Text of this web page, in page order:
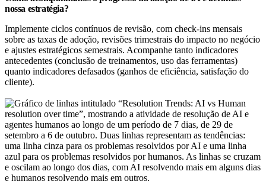
nossa estratégia?
Implemente ciclos contínuos de revisão, com check-ins mensais
sobre as taxas de adoção, revisões trimestrais do impacto no negócio
e ajustes estratégicos semestrais. Acompanhe tanto indicadores
antecedentes (conclusão de treinamentos, uso das ferramentas)
quanto indicadores defasados (ganhos de eficiência, satisfação do
cliente).